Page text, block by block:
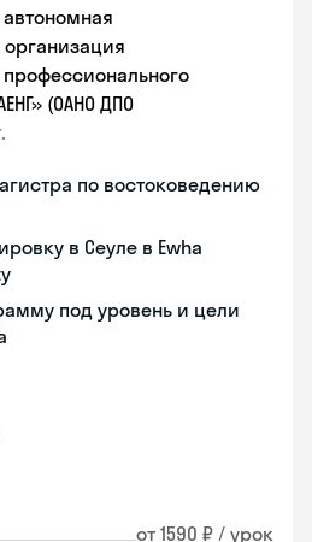
(ОАНО ДПО
по востоковедению
в Сеуле в Ewha
под уровень и цели
от 1590 ₽ / урок